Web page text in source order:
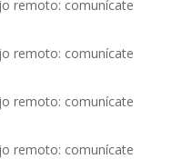
remoto: comunícate
remoto: comunícate
remoto: comunícate
remoto: comunícate